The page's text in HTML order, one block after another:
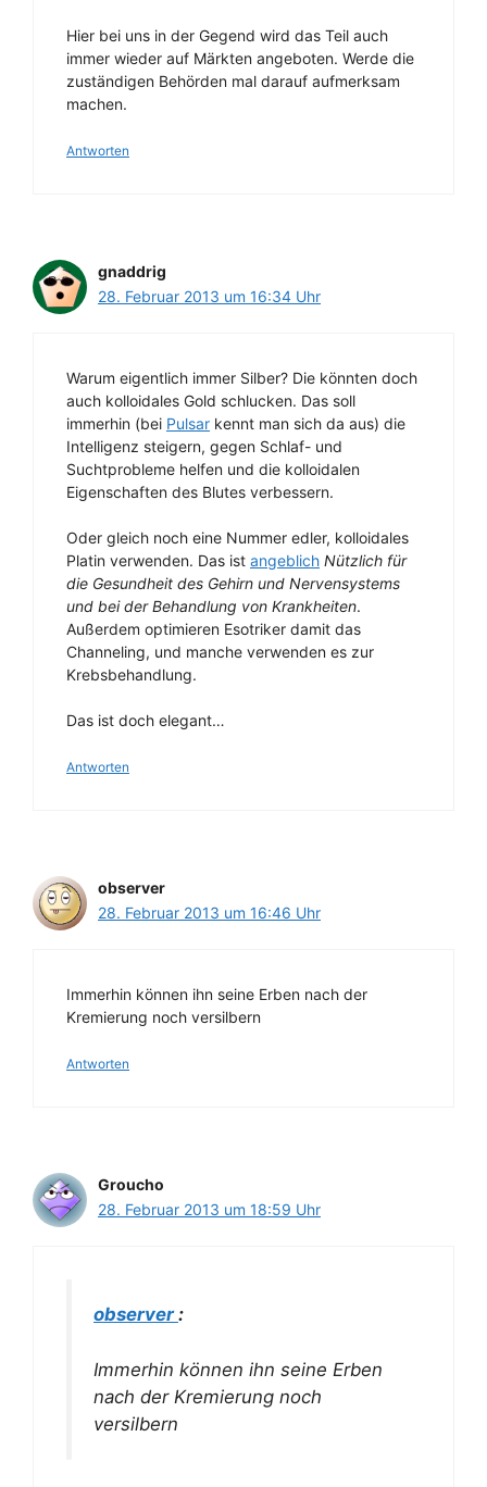
Hier bei uns in der Gegend wird das Teil auch
immer wieder auf Märkten angeboten. Werde die
zuständigen Behörden mal darauf aufmerksam
machen.
Antworten
gnaddrig
28. Februar 2013 um 16:34 Uhr
Warum eigentlich immer Silber? Die könnten doch
auch kolloidales Gold schlucken. Das soll
immerhin (bei Pulsar kennt man sich da aus) die
Intelligenz steigern, gegen Schlaf- und
Suchtprobleme helfen und die kolloidalen
Eigenschaften des Blutes verbessern.
Oder gleich noch eine Nummer edler, kolloidales
Platin verwenden. Das ist angeblich Nützlich für
die Gesundheit des Gehirn und Nervensystems
und bei der Behandlung von Krankheiten.
Außerdem optimieren Esotriker damit das
Channeling, und manche verwenden es zur
Krebsbehandlung.
Das ist doch elegant…
Antworten
observer
28. Februar 2013 um 16:46 Uhr
Immerhin können ihn seine Erben nach der
Kremierung noch versilbern
Antworten
Groucho
28. Februar 2013 um 18:59 Uhr
observer:
Immerhin können ihn seine Erben
nach der Kremierung noch
versilbern